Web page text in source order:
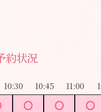
約状況
10:30 10:45 11:00